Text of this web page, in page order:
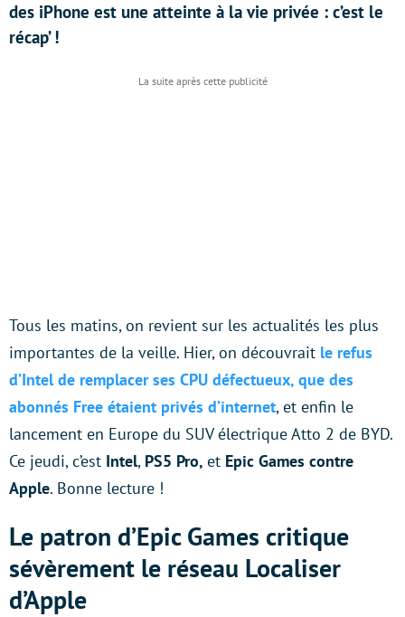
des iPhone est une atteinte à la vie privée : c’est le
récap’ !
Tous les matins, on revient sur les actualités les plus
importantes de la veille. Hier, on découvrait le refus
d’Intel de remplacer ses CPU défectueux, que des
abonnés Free étaient privés d’internet, et enfin le
lancement en Europe du SUV électrique Atto 2 de BYD.
Ce jeudi, c’est Intel, PS5 Pro, et Epic Games contre
Apple. Bonne lecture !
Le patron d’Epic Games critique
sévèrement le réseau Localiser
d’Apple